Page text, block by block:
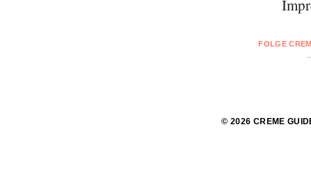
FOLGE
© 2026 CREME